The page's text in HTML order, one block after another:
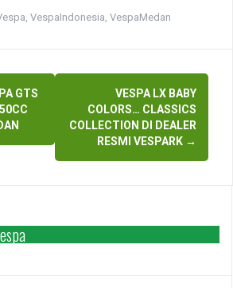
VespaIndonesia VespaMedan
GTS
VESPA LX BABY
COLORS… CLASSICS
COLLECTION DI DEALER
RESMI VESPARK →